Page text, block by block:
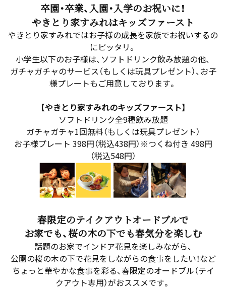
卒園・卒業、入園・入学のお祝いに！
やきとり家すみれはキッズファースト
やきとり家すみれではお子様の成長を家族でお祝いするの
にピッタリ。
小学生以下のお子様は、ソフトドリンク飲み放題の他、
ガチャガチャのサービス（もしくは玩具プレゼント）、お子
様プレートもご用意しております。
【やきとり家すみれのキッズファースト】
ソフトドリンク全9種飲み放題
ガチャガチャ1回無料（もしくは玩具プレゼント）
お子様プレート 398円（税込438円）※つくね付き 498円
（税込548円）
春限定のテイクアウトオードブルで
お家でも、桜の木の下でも春気分を楽しむ
話題のお家でインドア花見を楽しみながら、
公園の桜の木の下で花見をしながらの食事をしたい！など
ちょっと華やかな食事を彩る、春限定のオードブル（テイ
クアウト専用）がおススメです。